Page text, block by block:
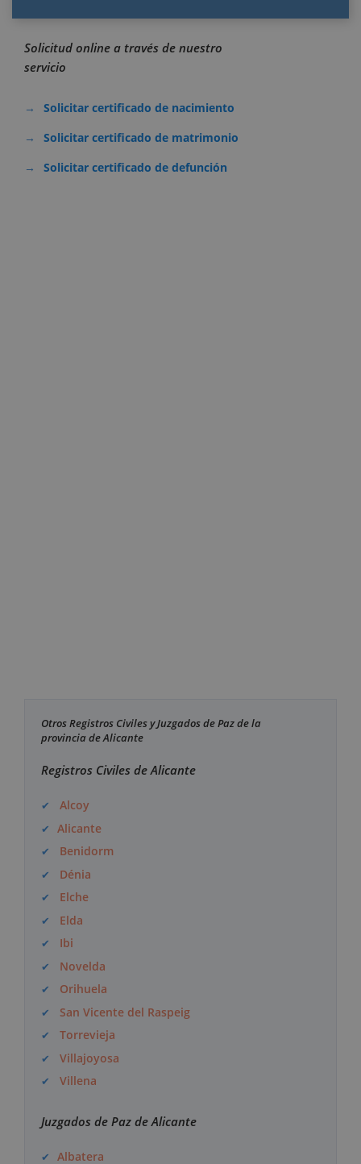
Solicitud online a través de nuestro
servicio
Solicitar certificado de nacimiento
Solicitar certificado de matrimonio
Solicitar certificado de defunción
Otros Registros Civiles y Juzgados de Paz de la
provincia de Alicante
Registros Civiles de Alicante
Alcoy
Alicante
Benidorm
Dénia
Elche
Elda
Ibi
Novelda
Orihuela
San Vicente del Raspeig
Torrevieja
Villajoyosa
Villena
Juzgados de Paz de Alicante
Albatera